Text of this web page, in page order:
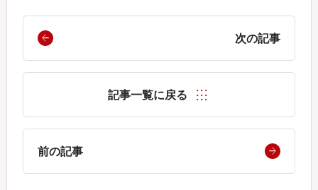
次の記事
記事一覧に戻る
前の記事